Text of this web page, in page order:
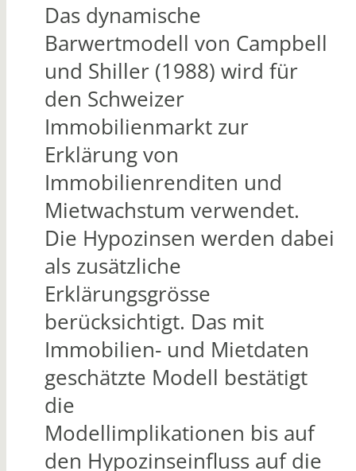
Das dynamische
Barwertmodell von Campbell
und Shiller (1988) wird für
den Schweizer
Immobilienmarkt zur
Erklärung von
Immobilienrenditen und
Mietwachstum verwendet.
Die Hypozinsen werden dabei
als zusätzliche
Erklärungsgrösse
berücksichtigt. Das mit
Immobilien- und Mietdaten
geschätzte Modell bestätigt
die
Modellimplikationen bis auf
den Hypozinseinfluss auf die